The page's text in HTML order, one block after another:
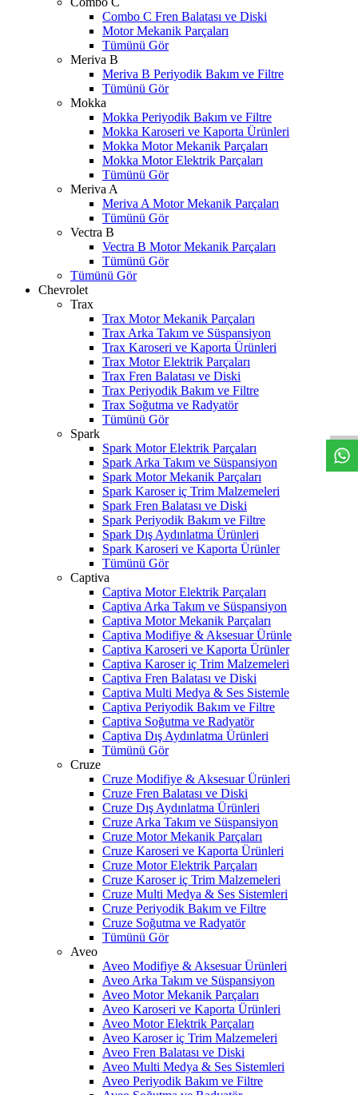
Combo C Fren Balatası ve Diski
Motor Mekanik Parçaları
Tümünü Gör
Meriva B
Meriva B Periyodik Bakım ve Filtre
Tümünü Gör
Mokka
Mokka Periyodik Bakım ve Filtre
Mokka Karoseri ve Kaporta Ürünleri
Mokka Motor Mekanik Parçaları
Mokka Motor Elektrik Parçaları
Tümünü Gör
Meriva A
Meriva A Motor Mekanik Parçaları
Tümünü Gör
Vectra B
Vectra B Motor Mekanik Parçaları
Tümünü Gör
Tümünü Gör
Chevrolet
Trax
Trax Motor Mekanik Parçaları
Trax Arka Takım ve Süspansiyon
Trax Karoseri ve Kaporta Ürünleri
Trax Motor Elektrik Parçaları
Trax Fren Balatası ve Diski
Trax Periyodik Bakım ve Filtre
Trax Soğutma ve Radyatör
Tümünü Gör
Spark
Spark Motor Elektrik Parçaları
Spark Arka Takım ve Süspansiyon
Spark Motor Mekanik Parçaları
Spark Karoser iç Trim Malzemeleri
Spark Fren Balatası ve Diski
Spark Periyodik Bakım ve Filtre
Spark Dış Aydınlatma Ürünleri
Spark Karoseri ve Kaporta Ürünler
Tümünü Gör
Captiva
Captiva Motor Elektrik Parçaları
Captiva Arka Takım ve Süspansiyon
Captiva Motor Mekanik Parçaları
Captiva Modifiye & Aksesuar Ürünle
Captiva Karoseri ve Kaporta Ürünler
Captiva Karoser iç Trim Malzemeleri
Captiva Fren Balatası ve Diski
Captiva Multi Medya & Ses Sistemle
Captiva Periyodik Bakım ve Filtre
Captiva Soğutma ve Radyatör
Captiva Dış Aydınlatma Ürünleri
Tümünü Gör
Cruze
Cruze Modifiye & Aksesuar Ürünleri
Cruze Fren Balatası ve Diski
Cruze Dış Aydınlatma Ürünleri
Cruze Arka Takım ve Süspansiyon
Cruze Motor Mekanik Parçaları
Cruze Karoseri ve Kaporta Ürünleri
Cruze Motor Elektrik Parçaları
Cruze Karoser iç Trim Malzemeleri
Cruze Multi Medya & Ses Sistemleri
Cruze Periyodik Bakım ve Filtre
Cruze Soğutma ve Radyatör
Tümünü Gör
Aveo
Aveo Modifiye & Aksesuar Ürünleri
Aveo Arka Takım ve Süspansiyon
Aveo Motor Mekanik Parçaları
Aveo Karoseri ve Kaporta Ürünleri
Aveo Motor Elektrik Parçaları
Aveo Karoser iç Trim Malzemeleri
Aveo Fren Balatası ve Diski
Aveo Multi Medya & Ses Sistemleri
Aveo Periyodik Bakım ve Filtre